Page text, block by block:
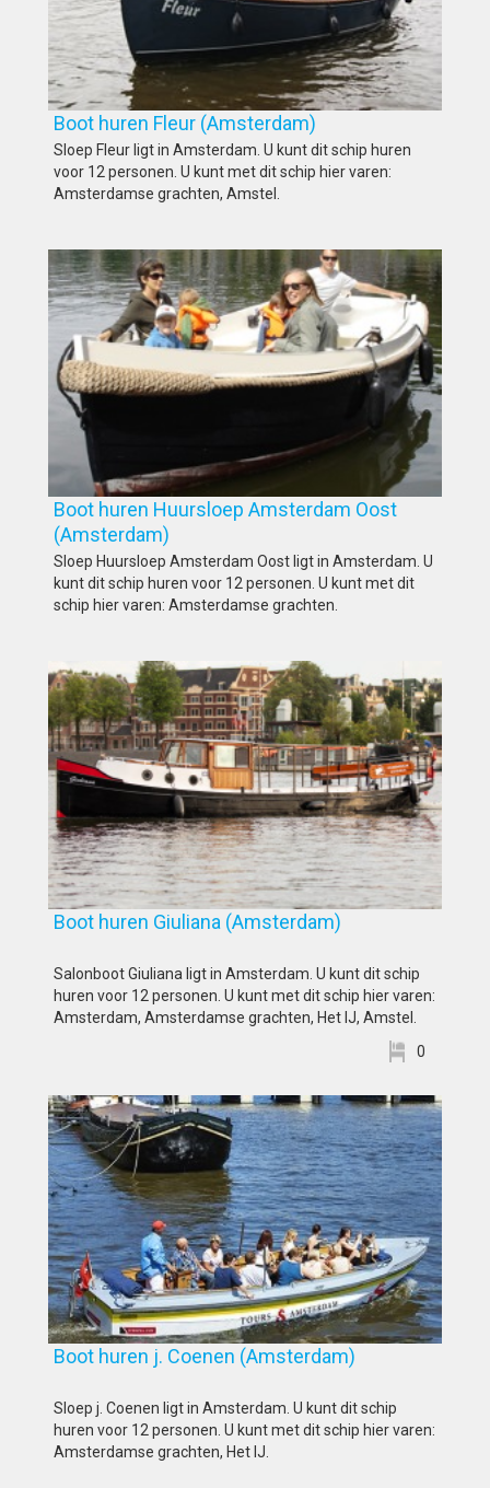
Boot huren Fleur (Amsterdam)
Sloep Fleur ligt in Amsterdam. U kunt dit schip huren
voor 12 personen. U kunt met dit schip hier varen:
Amsterdamse grachten, Amstel.
Boot huren Huursloep Amsterdam Oost
(Amsterdam)
Sloep Huursloep Amsterdam Oost ligt in Amsterdam. U
kunt dit schip huren voor 12 personen. U kunt met dit
schip hier varen: Amsterdamse grachten.
Boot huren Giuliana (Amsterdam)
Salonboot Giuliana ligt in Amsterdam. U kunt dit schip
huren voor 12 personen. U kunt met dit schip hier varen:
Amsterdam, Amsterdamse grachten, Het IJ, Amstel.
0
Boot huren j. Coenen (Amsterdam)
Sloep j. Coenen ligt in Amsterdam. U kunt dit schip
huren voor 12 personen. U kunt met dit schip hier varen:
Amsterdamse grachten, Het IJ.